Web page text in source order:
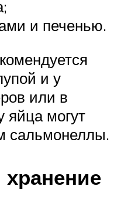
и печенью.
и у
или в
яйца могут
сальмонеллы.